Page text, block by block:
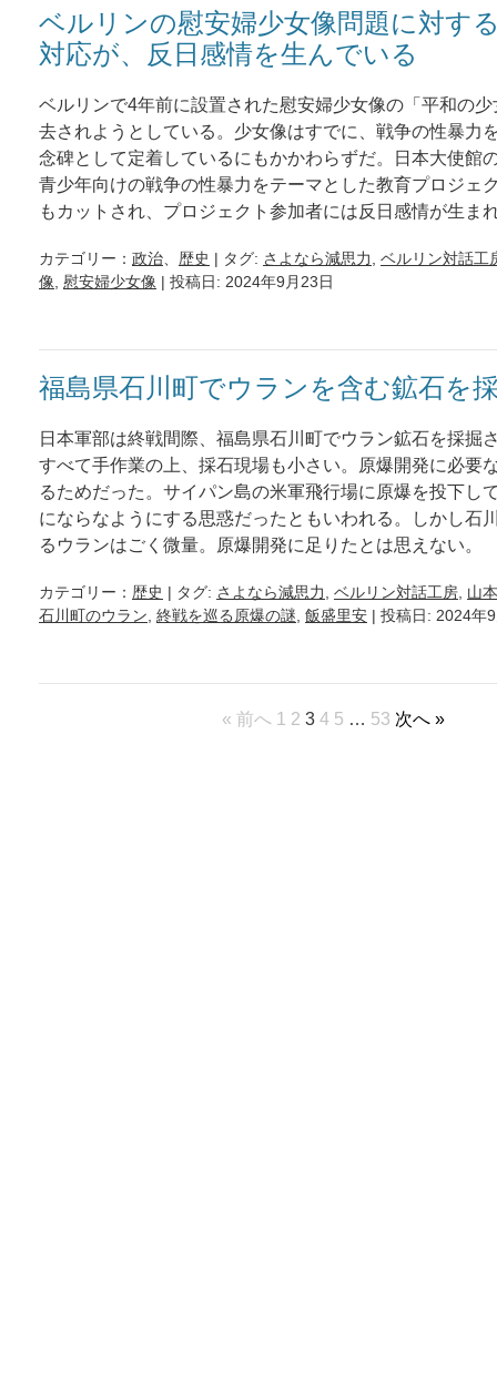
ベルリンの慰安婦少女像問題に対す
対応が、反日感情を生んでいる
ベルリンで4年前に設置された慰安婦少女像の「平和の
去されようとしている。少女像はすでに、戦争の性暴力
念碑として定着しているにもかかわらずだ。日本大使館
青少年向けの戦争の性暴力をテーマとした教育プロジェ
もカットされ、プロジェクト参加者には反日感情が生ま
カテゴリー： 政治 歴史 | タグ: さよなら減思力
ベルリン対話工
像 慰安婦少女像 | 投稿日: 2024年9月23日
福島県石川町でウランを含む鉱石を
日本軍部は終戦間際、福島県石川町でウラン鉱石を採掘
すべて手作業の上、採石現場も小さい。原爆開発に必要
るためだった。サイパン島の米軍飛行場に原爆を投下し
にならなようにする思惑だったともいわれる。しかし石
るウランはごく微量。原爆開発に足りたとは思えない。
カテゴリー： 歴史 | タグ: さよなら減思力 ベルリン対話工房 山
石川町のウラン 終戦を巡る原爆の謎 飯盛里安 | 投稿日: 2024年
« 前へ 1 2 3 4 5 … 53 次へ »